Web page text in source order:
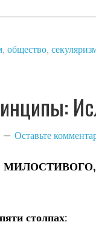
, общество,
Оставьте
столпах: